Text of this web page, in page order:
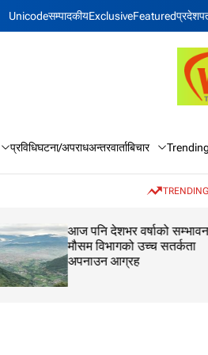
Unicodeसम्पादकीयExclusiveFeaturedप्रदेश
प्रविधिघटना/अपराधअन्तरवार्ताबिचार Trending
TRENDING
आज पनि देशभर वर्षाको सम्भावना,
मौसम विभागको उच्च सतर्कता
अपनाउन आग्रह